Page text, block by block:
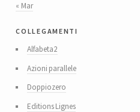
« Mar
collegamenti
Alfabeta2
Azioni parallele
Doppiozero
Editions Lignes